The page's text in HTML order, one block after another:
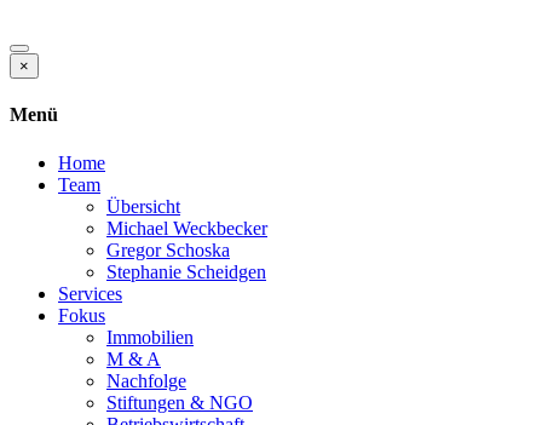
×
Menü
Home
Team
Übersicht
Michael Weckbecker
Gregor Schoska
Stephanie Scheidgen
Services
Fokus
Immobilien
M & A
Nachfolge
Stiftungen & NGO